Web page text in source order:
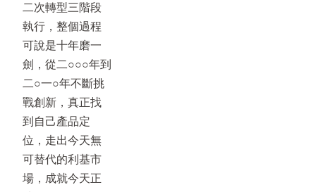
二次轉型三階段
執行，整個過程
可說是十年磨一
劍，從二○○○年到
二○一○年不斷挑
戰創新，真正找
到自己產品定
位，走出今天無
可替代的利基市
場，成就今天正